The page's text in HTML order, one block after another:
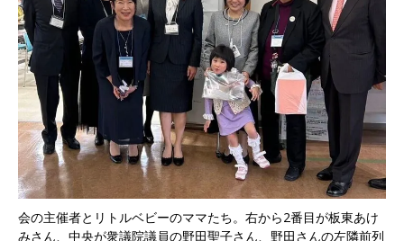
会の主催者とリトルベビーのママたち。右から2番目が板東あけ
みさん、中央が衆議院議員の野田聖子さん、野田さんの左隣前列